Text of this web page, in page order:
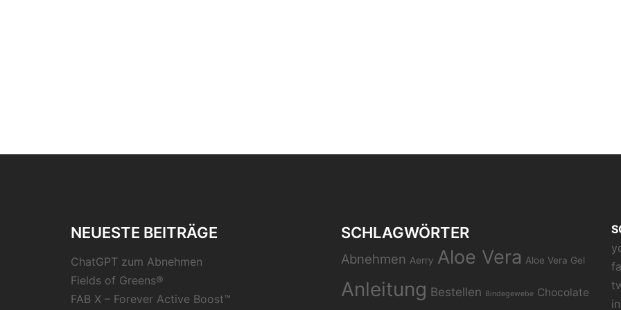
NEUESTE BEITRÄGE
ChatGPT zum Abnehmen
Fields of Greens®
FAB X – Forever Active Boost™
SCHLAGWÖRTER
Abnehmen Aerry Aloe Vera Aloe Vera Gel
Anleitung Bestellen Bindegewebe Chocolate